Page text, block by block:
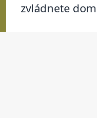
zvládnete